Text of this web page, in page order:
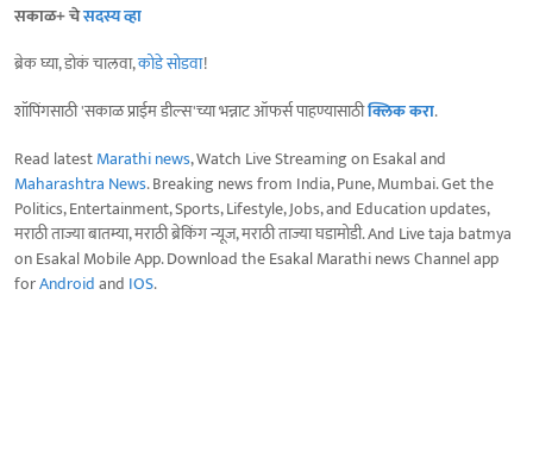
सकाळ+ चेसदस्य व्हा
ब्रेक घ्या, डोकं चालवा,कोडे सोडवा!
शॉपिंगसाठी 'सकाळ प्राईम डील्स'च्या भन्नाट ऑफर्स पाहण्यासाठीक्लिक करा.
Read latestMarathi news, Watch Live Streaming on Esakal and
Maharashtra News. Breaking news from India, Pune, Mumbai. Get the
Politics, Entertainment, Sports, Lifestyle, Jobs, and Education updates,
मराठी ताज्या बातम्या, मराठी ब्रेकिंग न्यूज, मराठी ताज्या घडामोडी. And Live taja batmya
on Esakal Mobile App. Download the Esakal Marathi news Channel app
forAndroidand IOS.